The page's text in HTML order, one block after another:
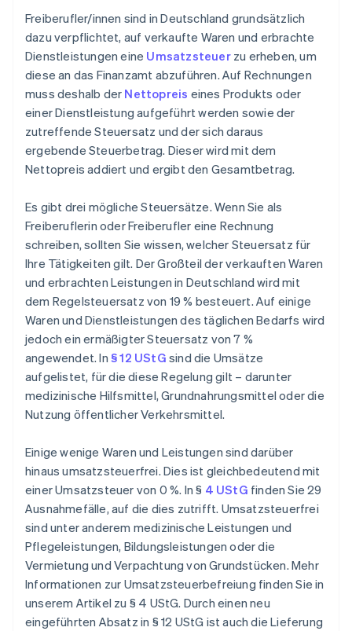
Freiberufler/innen sind in Deutschland grundsätzlich
dazu verpflichtet, auf verkaufte Waren und erbrachte
Dienstleistungen eine Umsatzsteuerzu erheben, um
diese an das Finanzamt abzuführen. Auf Rechnungen
muss deshalb der Nettopreis eines Produkts oder
einer Dienstleistung aufgeführt werden sowie der
zutreffende Steuersatz und der sich daraus
ergebende Steuerbetrag. Dieser wird mit dem
Nettopreis addiert und ergibt den Gesamtbetrag.
Es gibt drei mögliche Steuersätze. Wenn Sie als
Freiberuflerin oder Freiberufler eine Rechnung
schreiben, sollten Sie wissen, welcher Steuersatz für
Ihre Tätigkeiten gilt. Der Großteil der verkauften Waren
und erbrachten Leistungen in Deutschland wird mit
dem Regelsteuersatz von 19 % besteuert. Auf einige
Waren und Dienstleistungen des täglichen Bedarfs wird
jedoch ein ermäßigter Steuersatz von 7 %
angewendet. In § 12 UStG sind die Umsätze
aufgelistet, für die diese Regelung gilt – darunter
medizinische Hilfsmittel, Grundnahrungsmittel oder die
Nutzung öffentlicher Verkehrsmittel.
Einige wenige Waren und Leistungen sind darüber
hinaus umsatzsteuerfrei. Dies ist gleichbedeutend mit
einer Umsatzsteuer von 0 %. In § 4 UStG finden Sie 29
Ausnahmefälle, auf die dies zutrifft. Umsatzsteuerfrei
sind unter anderem medizinische Leistungen und
Pflegeleistungen, Bildungsleistungen oder die
Vermietung und Verpachtung von Grundstücken. Mehr
Informationen zur Umsatzsteuerbefreiung finden Sie in
unserem Artikel zu § 4 UStG. Durch einen neu
eingeführten Absatz in § 12 UStG ist auch die Lieferung